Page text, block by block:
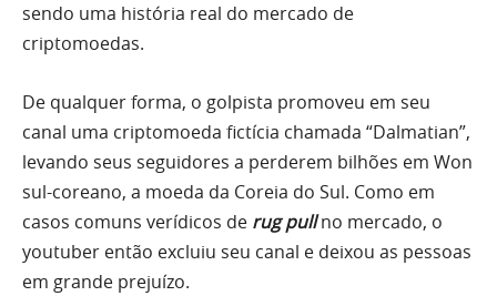
sendo uma história real do mercado de
criptomoedas.
De qualquer forma, o golpista promoveu em seu
canal uma criptomoeda fictícia chamada “Dalmatian”,
levando seus seguidores a perderem bilhões em Won
sul-coreano, a moeda da Coreia do Sul. Como em
casos comuns verídicos de rug pullno mercado, o
youtuber então excluiu seu canal e deixou as pessoas
em grande prejuízo.